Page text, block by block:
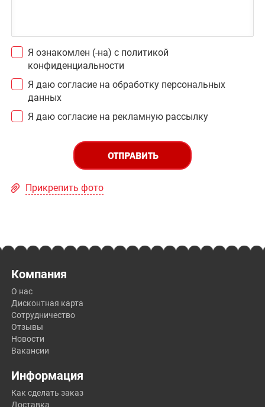
Я ознакомлен (-на) с политикой
конфиденциальности
Я даю согласие на обработку персональных
данных
Я даю согласие на рекламную рассылку
ОТПРАВИТЬ
Прикрепить фото
Компания
О нас
Дисконтная карта
Сотрудничество
Отзывы
Новости
Вакансии
Информация
Как сделать заказ
Доставка